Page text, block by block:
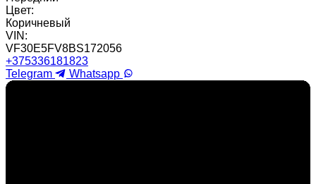
Цвет:
Коричневый
VIN:
VF30E5FV8BS172056
+375336181823
Telegram
Whatsapp